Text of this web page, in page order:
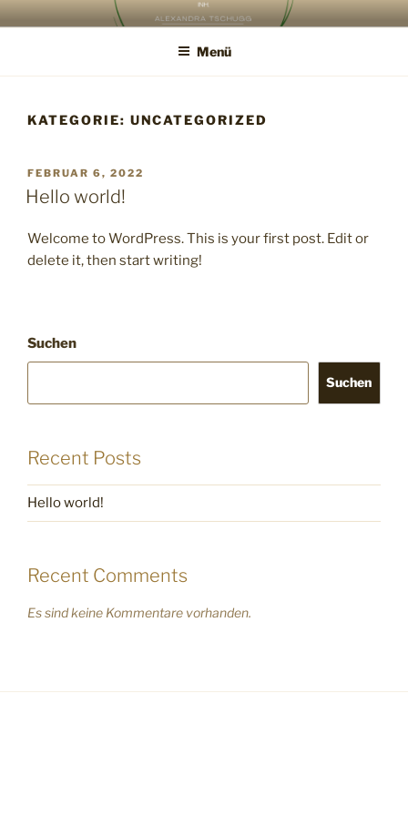
Zum
InhaltNATURFRISEUR –
SCHNITTKUNST ALEXANDRA
Menü
KATEGORIE: UNCATEGORIZED
VERÖFFENTLICHT
AM
FEBRUAR 6, 2022
Hello world!
Welcome to WordPress. This is your first post. Edit or
delete it, then start writing!
Suchen
Suchen
Recent Posts
Hello world!
Recent Comments
Es sind keine Kommentare vorhanden.